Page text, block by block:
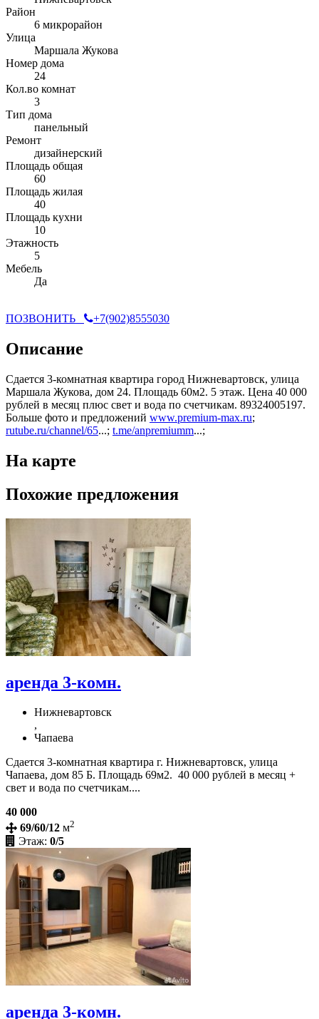
Район
6 микрорайон
Улица
Маршала Жукова
Номер дома
24
Кол.во комнат
3
Тип дома
панельный
Ремонт
дизайнерский
Площадь общая
60
Площадь жилая
40
Площадь кухни
10
Этажность
5
Мебель
Да
ПОЗВОНИТЬ +7(902)8555030
Описание
Сдается 3-комнатная квартира город Нижневартовск, улица
Маршала Жукова, дом 24. Площадь 60м2. 5 этаж. Цена 40 000
рублей в месяц плюс свет и вода по счетчикам. 89324005197.
Больше фото и предложений www.premium-max.ru;
rutube.ru/channel/65...; t.me/anpremiumm...;
На карте
Похожие предложения
аренда 3-комн.
Нижневартовск
,
Чапаева
Сдается 3-комнатная квартира г. Нижневартовск, улица
Чапаева, дом 85 Б. Площадь 69м2. 40 000 рублей в месяц +
свет и вода по счетчикам....
40 000
69/60/12 м2
Этаж: 0/5
аренда 3-комн.